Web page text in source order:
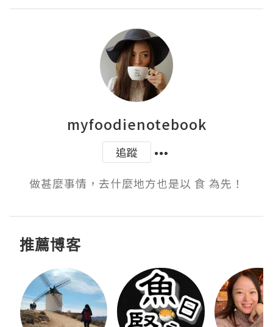
myfoodienotebook
追蹤
做甚麼事情，去什麼地方也是以 食 為先！
推薦博客